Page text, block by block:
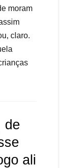
moram
claro.
de
ali